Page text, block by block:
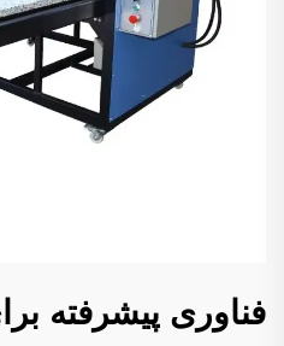
فناوری پیشرفته